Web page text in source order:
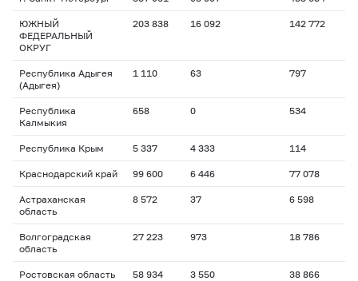
ЮЖНЫЙ
ФЕДЕРАЛЬНЫЙ
ОКРУГ
203 838 16 092 142 772
Республика Адыгея
(Адыгея)
1 110 63 797
Республика
Калмыкия
658 0 534
Республика Крым 5 337 4 333 114
Краснодарский край 99 600 6 446 77 078
Астраханская
область
8 572 37 6 598
Волгоградская
область
27 223 973 18 786
Ростовская область 58 934 3 550 38 866